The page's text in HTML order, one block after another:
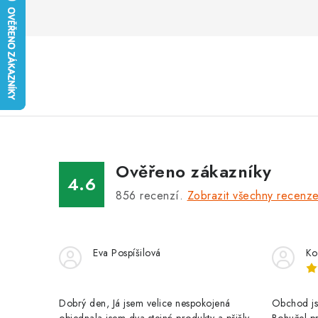
4.6
Ověřeno zákazníky
856 recenzí. Zobrazit všechny
Eva Pospíšilová
Dobrý den, Já jsem velice nespokojená
Obchod